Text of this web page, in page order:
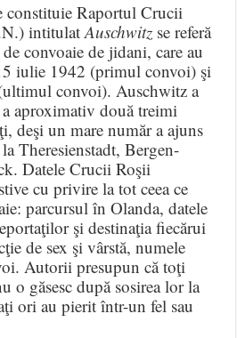
constituie Raportul Crucii
intitulatAuschwitz se referă
convoaie de jidani, care au
iulie 1942 (primul convoi) şi
convoi). Auschwitz a
aproximativ două treimi
deşi un mare număr a ajuns
Theresienstadt, Bergen-
Datele Crucii Roşii
cu privire la tot ceea ce
parcursul în Olanda, datele
şi destinaţia fiecărui
de sex şi vârstă, numele
Autorii presupun că toţi
o găsesc după sosirea lor la
ori au pierit într-un fel sau